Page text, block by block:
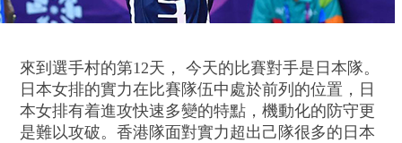
來到選手村的第12天， 今天的比賽對手是日本隊。
日本女排的實力在比賽隊伍中處於前列的位置，日
本女排有着進攻快速多變的特點，機動化的防守更
是難以攻破。香港隊面對實力超出己隊很多的日本